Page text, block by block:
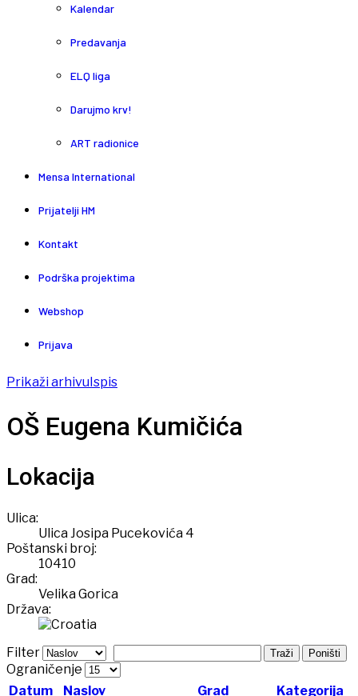
Kalendar
Predavanja
ELQ liga
Darujmo krv!
ART radionice
Mensa International
Prijatelji HM
Kontakt
Podrška projektima
Webshop
Prijava
Prikaži arhivuIspis
OŠ Eugena Kumičića
Lokacija
Ulica:
Ulica Josipa Pucekovića 4
Poštanski broj:
10410
Grad:
Velika Gorica
Država:
Filter Traži Poništi
Ograničenje
Datum
Naslov Grad Kategorija